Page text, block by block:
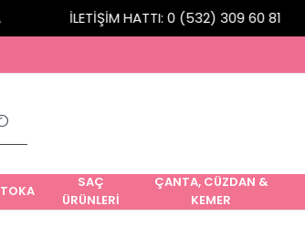
İLETİŞİM HATTI: 0 (532) 309 60 81
TOKA
SAÇ
ÜRÜNLERİ
ÇANTA, CÜZDAN &
KEMER